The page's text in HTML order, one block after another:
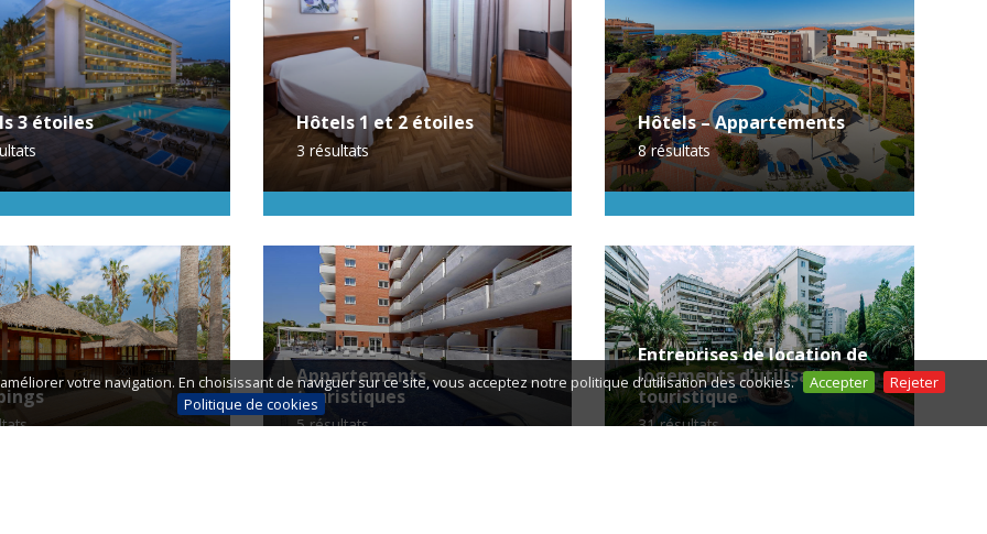
votre navigation. En choisissant de naviguer sur ce site, vous acceptez notre politique d’utilisation des cookies. Accepter
Rejeter
Politique de cookies
3 étoiles Hôtels 1 et 2 étoiles
3 résultats
Hôtels – Appartements
8 résultats
Appartements
touristiques
5 résultats
Entreprises de location de
logements d’utilisation
touristique
31 résultats